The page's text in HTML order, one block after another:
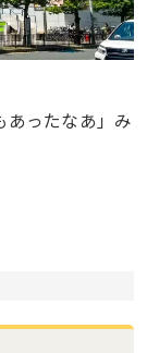
あったなあ」み